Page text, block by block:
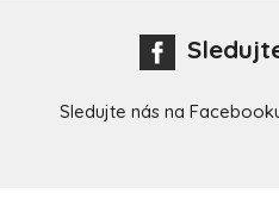
Sledujte nás na